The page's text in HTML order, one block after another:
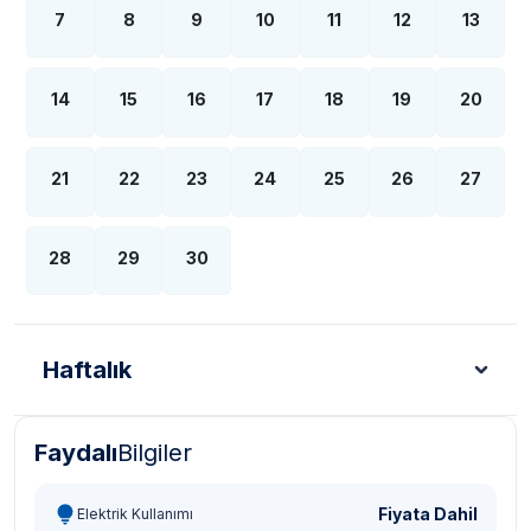
7 8 9 10 11 12 13
14 15 16 17 18 19 20
21 22 23 24 25 26 27
28 29 30
Haftalık
Türk Lirası - TL
FaydalıBilgiler
Elektrik Kullanımı Fiyata Dahil